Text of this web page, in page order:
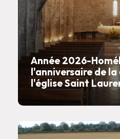
Année 2026-
l'anniversaire de
l'église Saint